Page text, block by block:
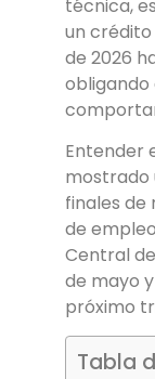
técnica,
un
de 2026
obligando
Entender
mostrado
finales de
de
Central
de mayo
próximo
Tabla